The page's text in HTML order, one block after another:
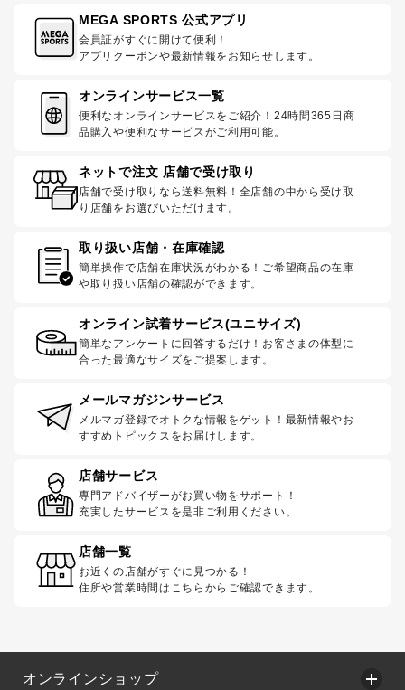
MEGA SPORTS 公式アプリ
会員証がすぐに開けて便利！
アプリクーポンや最新情報をお知らせします。
オンラインサービス一覧
便利なオンラインサービスをご紹介！24時間365日商
品購入や便利なサービスがご利用可能。
ネットで注文 店舗で受け取り
店舗で受け取りなら送料無料！全店舗の中から受け取
り店舗をお選びいただけます。
取り扱い店舗・在庫確認
簡単操作で店舗在庫状況がわかる！ご希望商品の在庫
や取り扱い店舗の確認ができます。
オンライン試着サービス(ユニサイズ)
簡単なアンケートに回答するだけ！お客さまの体型に
合った最適なサイズをご提案します。
メールマガジンサービス
メルマガ登録でオトクな情報をゲット！最新情報やお
すすめトピックスをお届けします。
店舗サービス
専門アドバイザーがお買い物をサポート！
充実したサービスを是非ご利用ください。
店舗一覧
お近くの店舗がすぐに見つかる！
住所や営業時間はこちらからご確認できます。
オンラインショップ